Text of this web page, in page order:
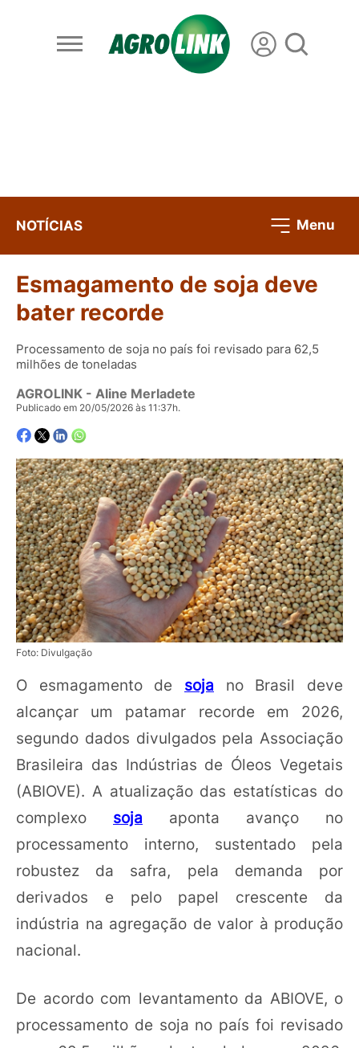
NOTÍCIAS Menu
Esmagamento de soja deve
bater recorde
Processamento de soja no país foi revisado para 62,5
milhões de toneladas
AGROLINK - Aline Merladete
Publicado em 20/05/2026 às 11:37h.
Foto: Divulgação
O esmagamento de soja no Brasil deve
alcançar um patamar recorde em 2026,
segundo dados divulgados pela Associação
Brasileira das Indústrias de Óleos Vegetais
(ABIOVE). A atualização das estatísticas do
complexo soja aponta avanço no
processamento interno, sustentado pela
robustez da safra, pela demanda por
derivados e pelo papel crescente da
indústria na agregação de valor à produção
nacional.
De acordo com levantamento da ABIOVE, o
processamento de soja no país foi revisado